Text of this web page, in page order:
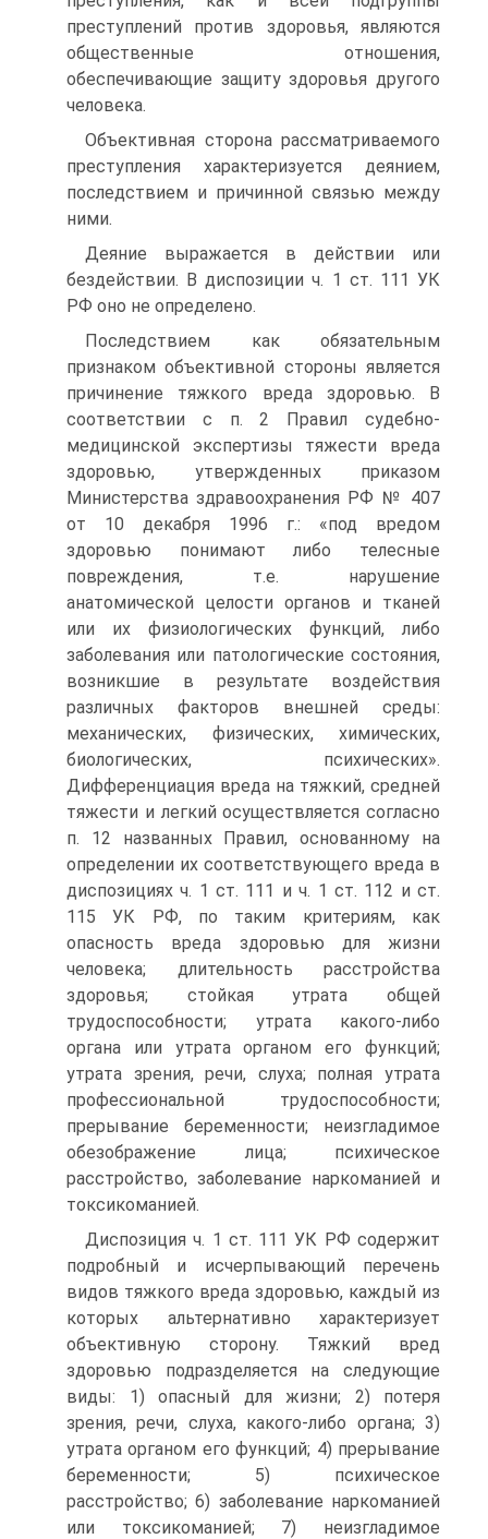
преступлений против здоровья, являются
общественные отношения,
обеспечивающие защиту здоровья другого
человека.
Объективная сторона рассматриваемого
преступления характеризуется деянием,
последствием и причинной связью между
ними.
Деяние выражается в действии или
бездействии. В диспозиции ч. 1 ст. 111 УК
РФ оно не определено.
Последствием как обязательным
признаком объективной стороны является
причинение тяжкого вреда здоровью. В
соответствии с п. 2 Правил судебно-
медицинской экспертизы тяжести вреда
здоровью, утвержденных приказом
Министерства здравоохранения РФ № 407
от 10 декабря 1996 г.: «под вредом
здоровью понимают либо телесные
повреждения, т.е. нарушение
анатомической целости органов и тканей
или их физиологических функций, либо
заболевания или патологические состояния,
возникшие в результате воздействия
различных факторов внешней среды:
механических, физических, химических,
биологических, психических».
Дифференциация вреда на тяжкий, средней
тяжести и легкий осуществляется согласно
п. 12 названных Правил, основанному на
определении их соответствующего вреда в
диспозициях ч. 1 ст. 111 и ч. 1 ст. 112 и ст.
115 УК РФ, по таким критериям, как
опасность вреда здоровью для жизни
человека; длительность расстройства
здоровья; стойкая утрата общей
трудоспособности; утрата какого-либо
органа или утрата органом его функций;
утрата зрения, речи, слуха; полная утрата
профессиональной трудоспособности;
прерывание беременности; неизгладимое
обезображение лица; психическое
расстройство, заболевание наркоманией и
токсикоманией.
Диспозиция ч. 1 ст. 111 УК РФ содержит
подробный и исчерпывающий перечень
видов тяжкого вреда здоровью, каждый из
которых альтернативно характеризует
объективную сторону. Тяжкий вред
здоровью подразделяется на следующие
виды: 1) опасный для жизни; 2) потеря
зрения, речи, слуха, какого-либо органа; 3)
утрата органом его функций; 4) прерывание
беременности; 5) психическое
расстройство; 6) заболевание наркоманией
или токсикоманией; 7) неизгладимое